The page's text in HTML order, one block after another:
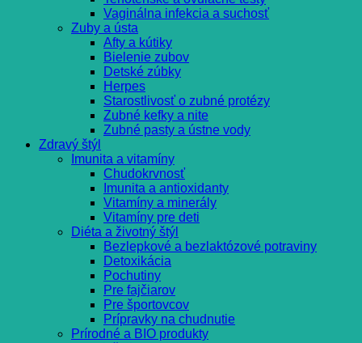
Vaginálna infekcia a suchosť
Zuby a ústa
Afty a kútiky
Bielenie zubov
Detské zúbky
Herpes
Starostlivosť o zubné protézy
Zubné kefky a nite
Zubné pasty a ústne vody
Zdravý štýl
Imunita a vitamíny
Chudokrvnosť
Imunita a antioxidanty
Vitamíny a minerály
Vitamíny pre deti
Diéta a životný štýl
Bezlepkové a bezlaktózové potraviny
Detoxikácia
Pochutiny
Pre fajčiarov
Pre športovcov
Prípravky na chudnutie
Prírodné a BIO produkty